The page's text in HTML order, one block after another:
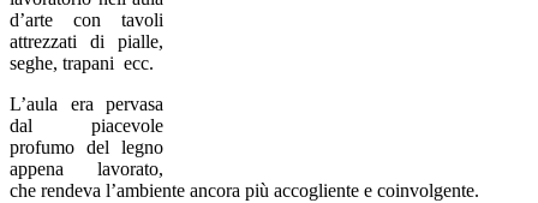
d’arte con tavoli
attrezzati di pialle,
seghe, trapani ecc.
L’aula era pervasa
dal piacevole
profumo del legno
appena lavorato,
che rendeva l’ambiente ancora più accogliente e coinvolgente.